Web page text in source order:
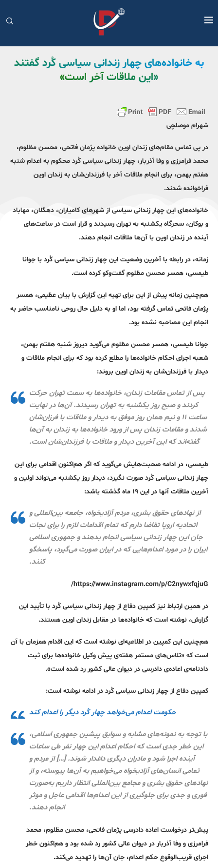
به خانواده‌های چهار زندانی سیاسی کُرد گفتند
«این ملاقات آخر است»
شهرام موصلچی
در پی تماس مقام‌های زندان اوین خانواده پژمان فاتحی، محسن مظلوم،
محمد فرامرزی و وفا آذربار، چهار زندانی سیاسی کُرد محکوم به اعدام شنبه
هفتم بهمن، برای انجام ملاقات آخر با فرزندان‌شان به زندان اوین
فراخوانده شدند.
خانواده‌های این چهار زندانی سیاسی از شهرهای کامیاران، دهگلان، مهاباد
و بوکان، سحرگاه یکشنبه به تهران رسیدند و قرار است در ساعت‌های
آینده در زندان اوین با آن‌ها ملاقات انجام دهند.
زمانه، در رابطه با آخرین وضعیت این چهار زندانی سیاسی کُرد با جوانا
طیمسی، همسر محسن مظلوم گفت‌وکو کرده است.
هم‌چنین زمانه پیش از این برای تهیه این گزارش با بیان عظیمی، همسر
پژمان فاتحی تماس گرفته بود، اما او به دلیل حال روحی نامناسب حاضر به
انجام این مصاحبه نشده بود.
جوانا طیمسی، همسر محسن مظلوم می‌گوید دیروز شنبه هفتم بهمن،
شعبه اجرای احکام خانواده‌ها را مطلع کرده بود که برای انجام ملاقات و
دیدار با فرزندان‌شان به زندان اوین بروند:
پس از تماس مقامات زندان، خانواده‌ها به سمت تهران حرکت
کردند و صبح روز یکشنبه به تهران رسیدند. آن‌ها در نهایت
ساعت ۱۱ و نیم همان روز موفق به دیدار و ملاقات با فرزان‌شان
شدند و مقامات زندان پس از ورود خانواده‌ها به زندان به آن‌ها
گفته‌اند که این آخرین دیدار و ملاقات با فرزندان‌شان است.
طیمسی، در ادامه صحبت‌هایش می‌گوید که اگر هم‌ا‌کنون اقدامی برای این
چهار زندانی سیاسی کُرد صورت نگیرد، دیدار روز یکشنبه می‌تواند اولین و
آخرین ملاقات آنها در این ۱۹ ماه گذشته باشد:
از نهادهای حقوق بشری، مردم آزادیخواه، جامعه بین‌المللی و
اتحادیه اروپا تقاضا دارم که تمام اقدامات لازم را برای نجات
جان این چهار زندانی سیاسی انجام بدهند و جمهوری اسلامی
ایران را در مورد اعدام‌هایی که در ایران صورت می‌گیرد، پاسخگو
کنند.
https://www.instagram.com/p/C2nywxfqjuG/
در همین ارتباط نیز کمپین دفاع از چهار زندانی سیاسی کُرد با تأیید این
گزارش، نوشته است که خانواده‌ها در مقابل زندان اوین هستند.
هم‌چنین این کمپین در اطلاعیه‌ای نوشته است که این اقدام همزمان با آن
است که «تلاس‌های مستمر هفته‌ی پیش وکیل خانواده‌ها برای ثبت
دادنامه‌ی اعاده‌ی دادرسی در دیوان عالی کشور رد شده است».
کمپین دفاع از چهار زندانی سیاسی کُرد در ادامه نوشته است:
حکومت اعدام می‌خواهد چهار کُرد دیگر را اعدام کند
با توجه به نمونه‌های مشابه و سوابق پیشین جمهوری اسلامی،
این خطر جدی است که احکام اعدام این چهار نفر طی ساعات
آینده اجرا شود و مادران دیگری داغدار شوند. […] از مردم و
تمامی انسان‌های آزادیخواه می‌خواهیم به آن‌ها پیوسته، و از
نهادهای حقوق بشری و مجامع بین‌المللی انتظار داریم به‌صورت
فوری و جدی برای جلوگیری از این اعدام‌ها اقدامی عاجل و موثر
انجام دهند.
پیش‌تر درخواست اعاده دادرسی پژمان فاتحی، محسن مظلوم، محمد
فرامرزی و وفا آذربار در دیوان عالی کشور رد شده بود و هم‌اکنون خطر
اجرای قریب‌الوقوع حکم اعدام، جان آن‌ها را تهدید می‌کند.